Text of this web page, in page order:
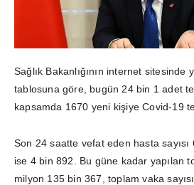
Sağlık Bakanlığının internet
tablosuna göre, bugün 24 bin 1 adet
kapsamda 1670 yeni kişiye Covid-19
Son 24 saatte vefat eden hasta sayısı
ise 4 bin 892. Bu güne kadar yapılan
milyon 135 bin 367, toplam vaka